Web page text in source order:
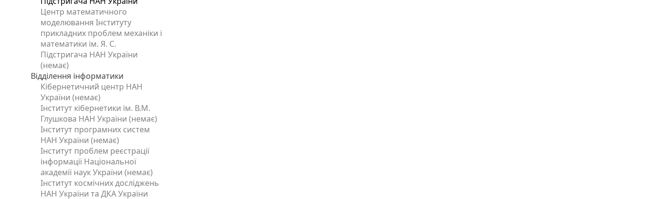
Центр математичного
моделювання Інституту
прикладних проблем механіки і
математики ім. Я. С.
Підстригача НАН України
(немає)
Відділення інформатики
Кібернетичний центр НАН
України (немає)
Інститут кібернетики ім. В.М.
Глушкова НАН України (немає)
Інститут програмних систем
НАН України (немає)
Інститут проблем реєстрації
інформації Національної
академії наук України (немає)
Інститут космічних досліджень
НАН України та ДКА України